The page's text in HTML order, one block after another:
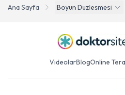
Ana Sayfa Boyun Duzlesmesi
VideolarBlogOnline